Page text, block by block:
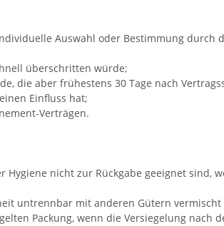
Auswahl oder Bestimmung durch
überschritten würde;
die aber frühestens 30 Tage nach
Einfluss hat;
Verträgen.
nicht zur Rückgabe geeignet sind,
untrennbar mit anderen Gütern
Packung, wenn die Versiegelung nach